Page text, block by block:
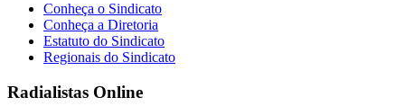
Conheça o Sindicato
Conheça a Diretoria
Estatuto do Sindicato
Regionais do Sindicato
Radialistas Online